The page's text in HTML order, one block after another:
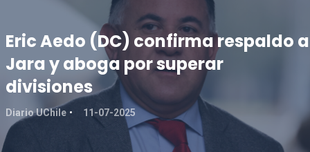
Eric Aedo (DC) confirma respaldo a
Jara y aboga por superar
divisiones
Diario UChile 11-07-2025